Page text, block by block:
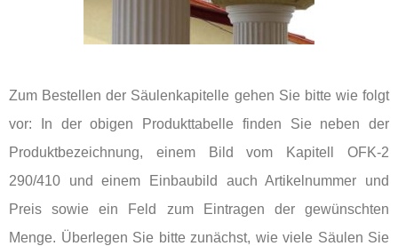
Zum Bestellen der Säulenkapitelle gehen Sie bitte wie folgt
vor: In der obigen Produkttabelle finden Sie neben der
Produktbezeichnung, einem Bild vom Kapitell OFK-2
290/410 und einem Einbaubild auch Artikelnummer und
Preis sowie ein Feld zum Eintragen der gewünschten
Menge. Überlegen Sie bitte zunächst, wie viele Säulen Sie